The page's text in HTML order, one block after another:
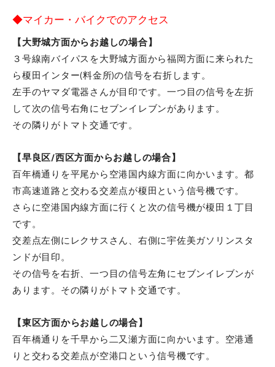
◆マイカー・バイクでのアクセス
【大野城方面からお越しの場合】
３号線南バイパスを大野城方面から福岡方面に来られた
ら榎田インター(料金所)の信号を右折します。
左手のヤマダ電器さんが目印です。一つ目の信号を左折
して次の信号右角にセブンイレブンがあります。
その隣りがトマト交通です。
【早良区/西区方面からお越しの場合】
百年橋通りを平尾から空港国内線方面に向かいます。都
市高速道路と交わる交差点が榎田という信号機です。
さらに空港国内線方面に行くと次の信号機が榎田１丁目
です。
交差点左側にレクサスさん、右側に宇佐美ガソリンスタ
ンドが目印。
その信号を右折、一つ目の信号左角にセブンイレブンが
あります。その隣りがトマト交通です。
【東区方面からお越しの場合】
百年橋通りを千早から二又瀬方面に向かいます。空港通
りと交わる交差点が空港口という信号機です。